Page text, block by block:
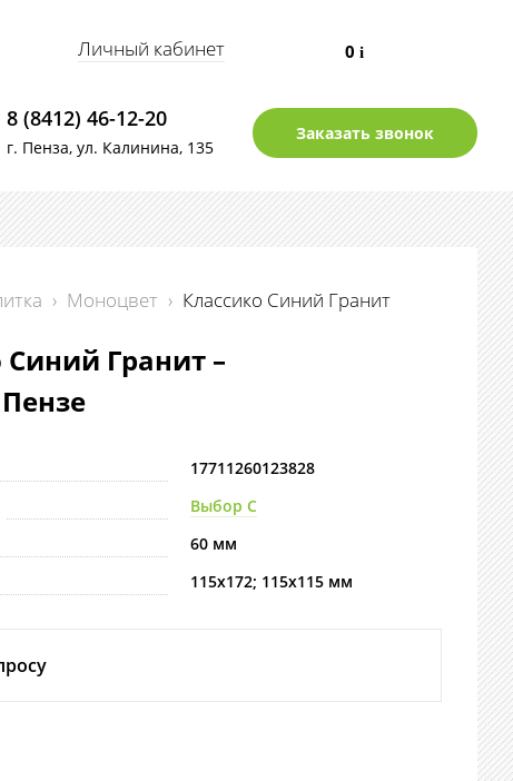
Личный кабинет 0i
8 (8412) 46-12-20
г. Пенза, ул. Калинина, 135
Заказать звонок
› Моноцвет › Классико Синий Гранит
Синий Гранит –
17711260123828
Выбор С
60 мм
115х172; 115х115 мм